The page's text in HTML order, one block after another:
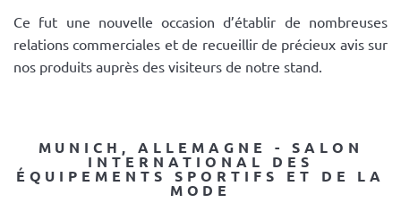
Ce fut une nouvelle occasion d’établir de nombreuses
relations commerciales et de recueillir de précieux avis sur
nos produits auprès des visiteurs de notre stand.
MUNICH, ALLEMAGNE - SALON
INTERNATIONAL DES
ÉQUIPEMENTS SPORTIFS ET DE LA
MODE